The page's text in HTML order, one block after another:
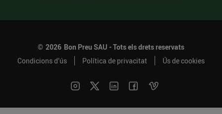
© 2026 Bon Preu SAU - Tots els drets reservats
Condicions d’ús
Política de privacitat Ús de cookies